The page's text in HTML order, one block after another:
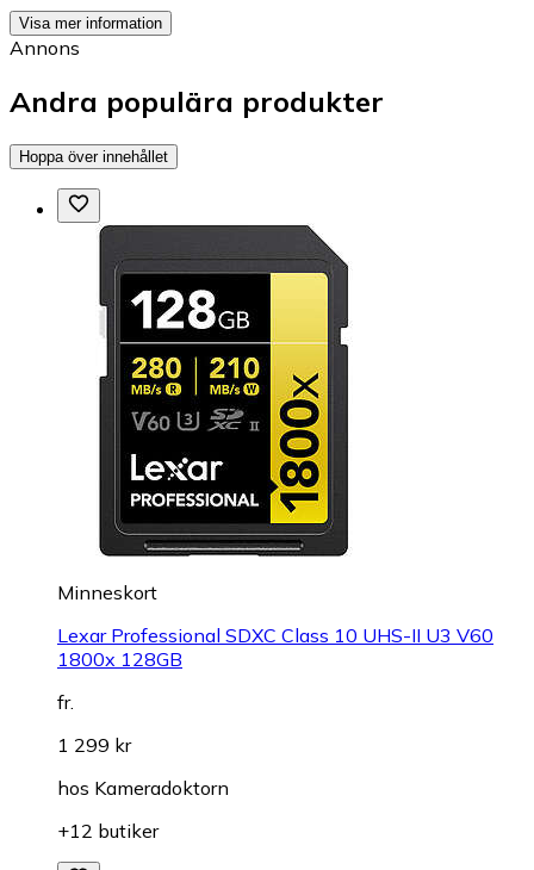
Visa mer information
Annons
Andra populära produkter
Hoppa över innehållet
Minneskort
Lexar Professional SDXC Class 10 UHS-II U3 V60
1800x 128GB
fr.
1 299 kr
hos Kameradoktorn
+12 butiker